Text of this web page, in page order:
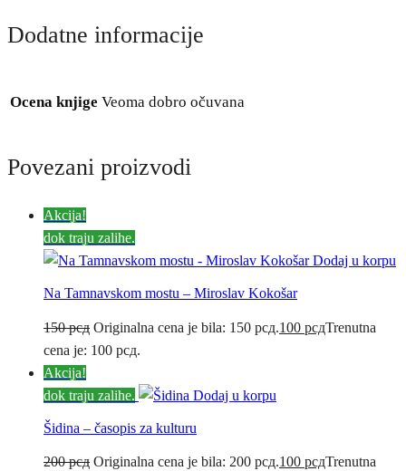
Dodatne informacije
Ocena knjige Veoma dobro očuvana
Povezani proizvodi
Akcija!
dok traju zalihe.
Dodaj u korpu
Na Tamnavskom mostu – Miroslav Kokošar
150рсд Originalna cena je bila: 150 рсд.100 рсдTrenutna
cena je: 100 рсд.
Akcija!
dok traju zalihe.
Dodaj u korpu
Šidina – časopis za kulturu
200рсд Originalna cena je bila: 200 рсд.100 рсдTrenutna